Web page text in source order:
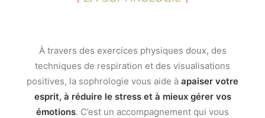
À travers des exercices physiques doux, des
techniques de respiration et des visualisations
positives, la sophrologie vous aide à apaiser votre
esprit, à réduire le stress et à mieux gérer vos
émotions. C’est un accompagnement qui vous